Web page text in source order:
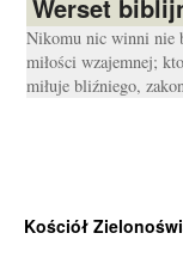
Werset
Nikomu nic winni nie
miłości wzajemnej;
miłuje bliźniego,
Kościół